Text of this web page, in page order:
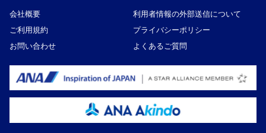
会社概要
利用者情報の外部送信について
ご利用規約
プライバシーポリシー
お問い合わせ
よくあるご質問